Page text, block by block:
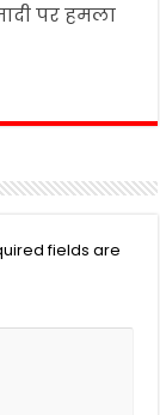
पर हमला
fields are